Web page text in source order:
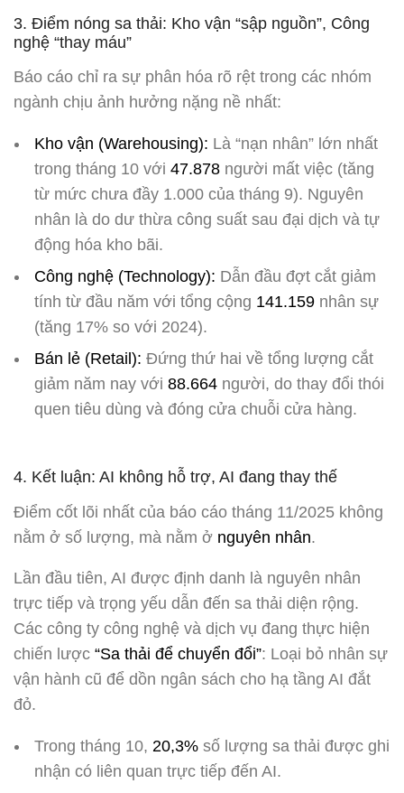
3. Điểm nóng sa thải: Kho vận “sập nguồn”, Công
nghệ “thay máu”
Báo cáo chỉ ra sự phân hóa rõ rệt trong các nhóm
ngành chịu ảnh hưởng nặng nề nhất:
Kho vận (Warehousing): Là “nạn nhân” lớn nhất
trong tháng 10 với 47.878người mất việc (tăng
từ mức chưa đầy 1.000 của tháng 9). Nguyên
nhân là do dư thừa công suất sau đại dịch và tự
động hóa kho bãi.
Công nghệ (Technology): Dẫn đầu đợt cắt giảm
tính từ đầu năm với tổng cộng 141.159nhân sự
(tăng 17% so với 2024).
Bán lẻ (Retail): Đứng thứ hai về tổng lượng cắt
giảm năm nay với 88.664người, do thay đổi thói
quen tiêu dùng và đóng cửa chuỗi cửa hàng.
4. Kết luận: AI không hỗ trợ, AI đang thay thế
Điểm cốt lõi nhất của báo cáo tháng 11/2025 không
nằm ở số lượng, mà nằm ở nguyên nhân.
Lần đầu tiên, AI được định danh là nguyên nhân
trực tiếp và trọng yếu dẫn đến sa thải diện rộng.
Các công ty công nghệ và dịch vụ đang thực hiện
chiến lược “Sa thải để chuyển đổi”: Loại bỏ nhân sự
vận hành cũ để dồn ngân sách cho hạ tầng AI đắt
đỏ.
Trong tháng 10, 20,3%số lượng sa thải được ghi
nhận có liên quan trực tiếp đến AI.